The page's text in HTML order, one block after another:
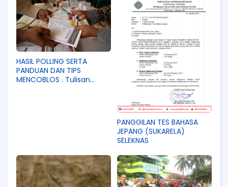
HASIL POLLING SERTA
PANDUAN DAN TIPS
MENCOBLOS . Tulisan
PANGGILAN TES BAHASA
JEPANG (SUKARELA)
SELEKNAS